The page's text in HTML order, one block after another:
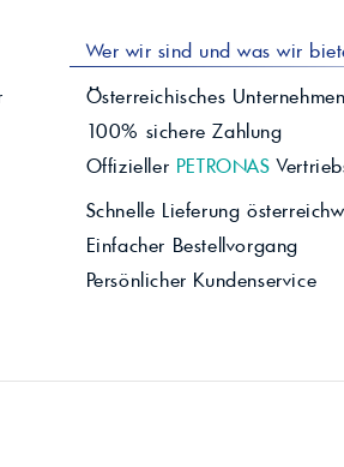
Wer wir sind und was wir
Österreichisches Unternehmen
100% sichere Zahlung
Offizieller PETRONAS
Schnelle Lieferung
Einfacher Bestellvorgang
Persönlicher Kundenservice